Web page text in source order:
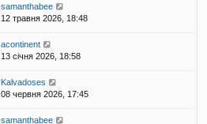
samanthabee
12 травня 2026, 18:48
acontinent
13 січня 2026, 18:58
Kalvadoses
08 червня 2026, 17:45
samanthabee